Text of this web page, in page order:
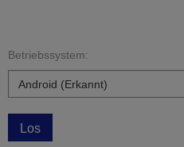
Betriebssystem:
Los